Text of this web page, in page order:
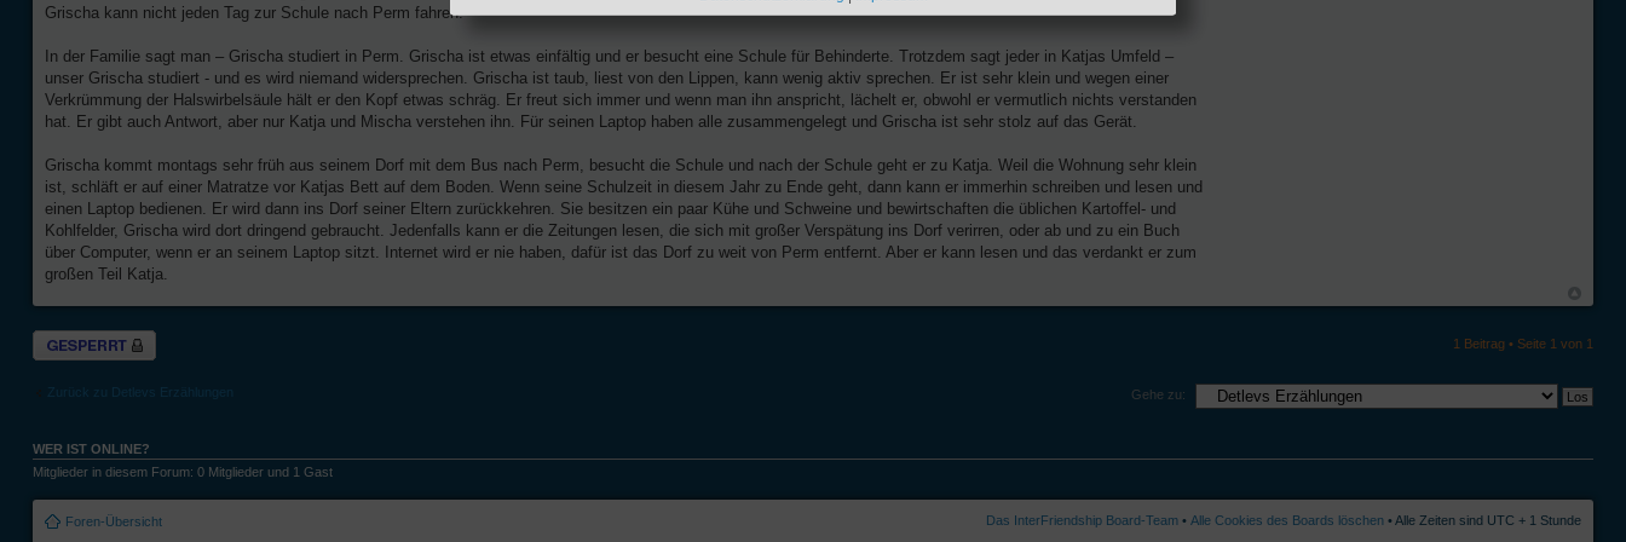
Grischa kann nicht jeden Tag zur Schule nach Perm fahren.
In der Familie sagt man – Grischa studiert in Perm. Grischa ist etwas einfältig und er besucht eine Schule für Behinderte. Trotzdem sagt jeder in Katjas Umfeld –
unser Grischa studiert - und es wird niemand widersprechen. Grischa ist taub, liest von den Lippen, kann wenig aktiv sprechen. Er ist sehr klein und wegen einer
Verkrümmung der Halswirbelsäule hält er den Kopf etwas schräg. Er freut sich immer und wenn man ihn anspricht, lächelt er, obwohl er vermutlich nichts verstanden
hat. Er gibt auch Antwort, aber nur Katja und Mischa verstehen ihn. Für seinen Laptop haben alle zusammengelegt und Grischa ist sehr stolz auf das Gerät.
Grischa kommt montags sehr früh aus seinem Dorf mit dem Bus nach Perm, besucht die Schule und nach der Schule geht er zu Katja. Weil die Wohnung sehr klein
ist, schläft er auf einer Matratze vor Katjas Bett auf dem Boden. Wenn seine Schulzeit in diesem Jahr zu Ende geht, dann kann er immerhin schreiben und lesen und
einen Laptop bedienen. Er wird dann ins Dorf seiner Eltern zurückkehren. Sie besitzen ein paar Kühe und Schweine und bewirtschaften die üblichen Kartoffel- und
Kohlfelder, Grischa wird dort dringend gebraucht. Jedenfalls kann er die Zeitungen lesen, die sich mit großer Verspätung ins Dorf verirren, oder ab und zu ein Buch
über Computer, wenn er an seinem Laptop sitzt. Internet wird er nie haben, dafür ist das Dorf zu weit von Perm entfernt. Aber er kann lesen und das verdankt er zum
großen Teil Katja.
Thema gesperrt 1 Beitrag • Seite 1 von 1
Zurück zu Detlevs Erzählungen Gehe zu:
WER IST ONLINE?
Mitglieder in diesem Forum: 0 Mitglieder und 1 Gast
Foren-Übersicht Das InterFriendship Board-Team • Alle Cookies des Boards löschen • Alle Zeiten sind UTC + 1 Stunde